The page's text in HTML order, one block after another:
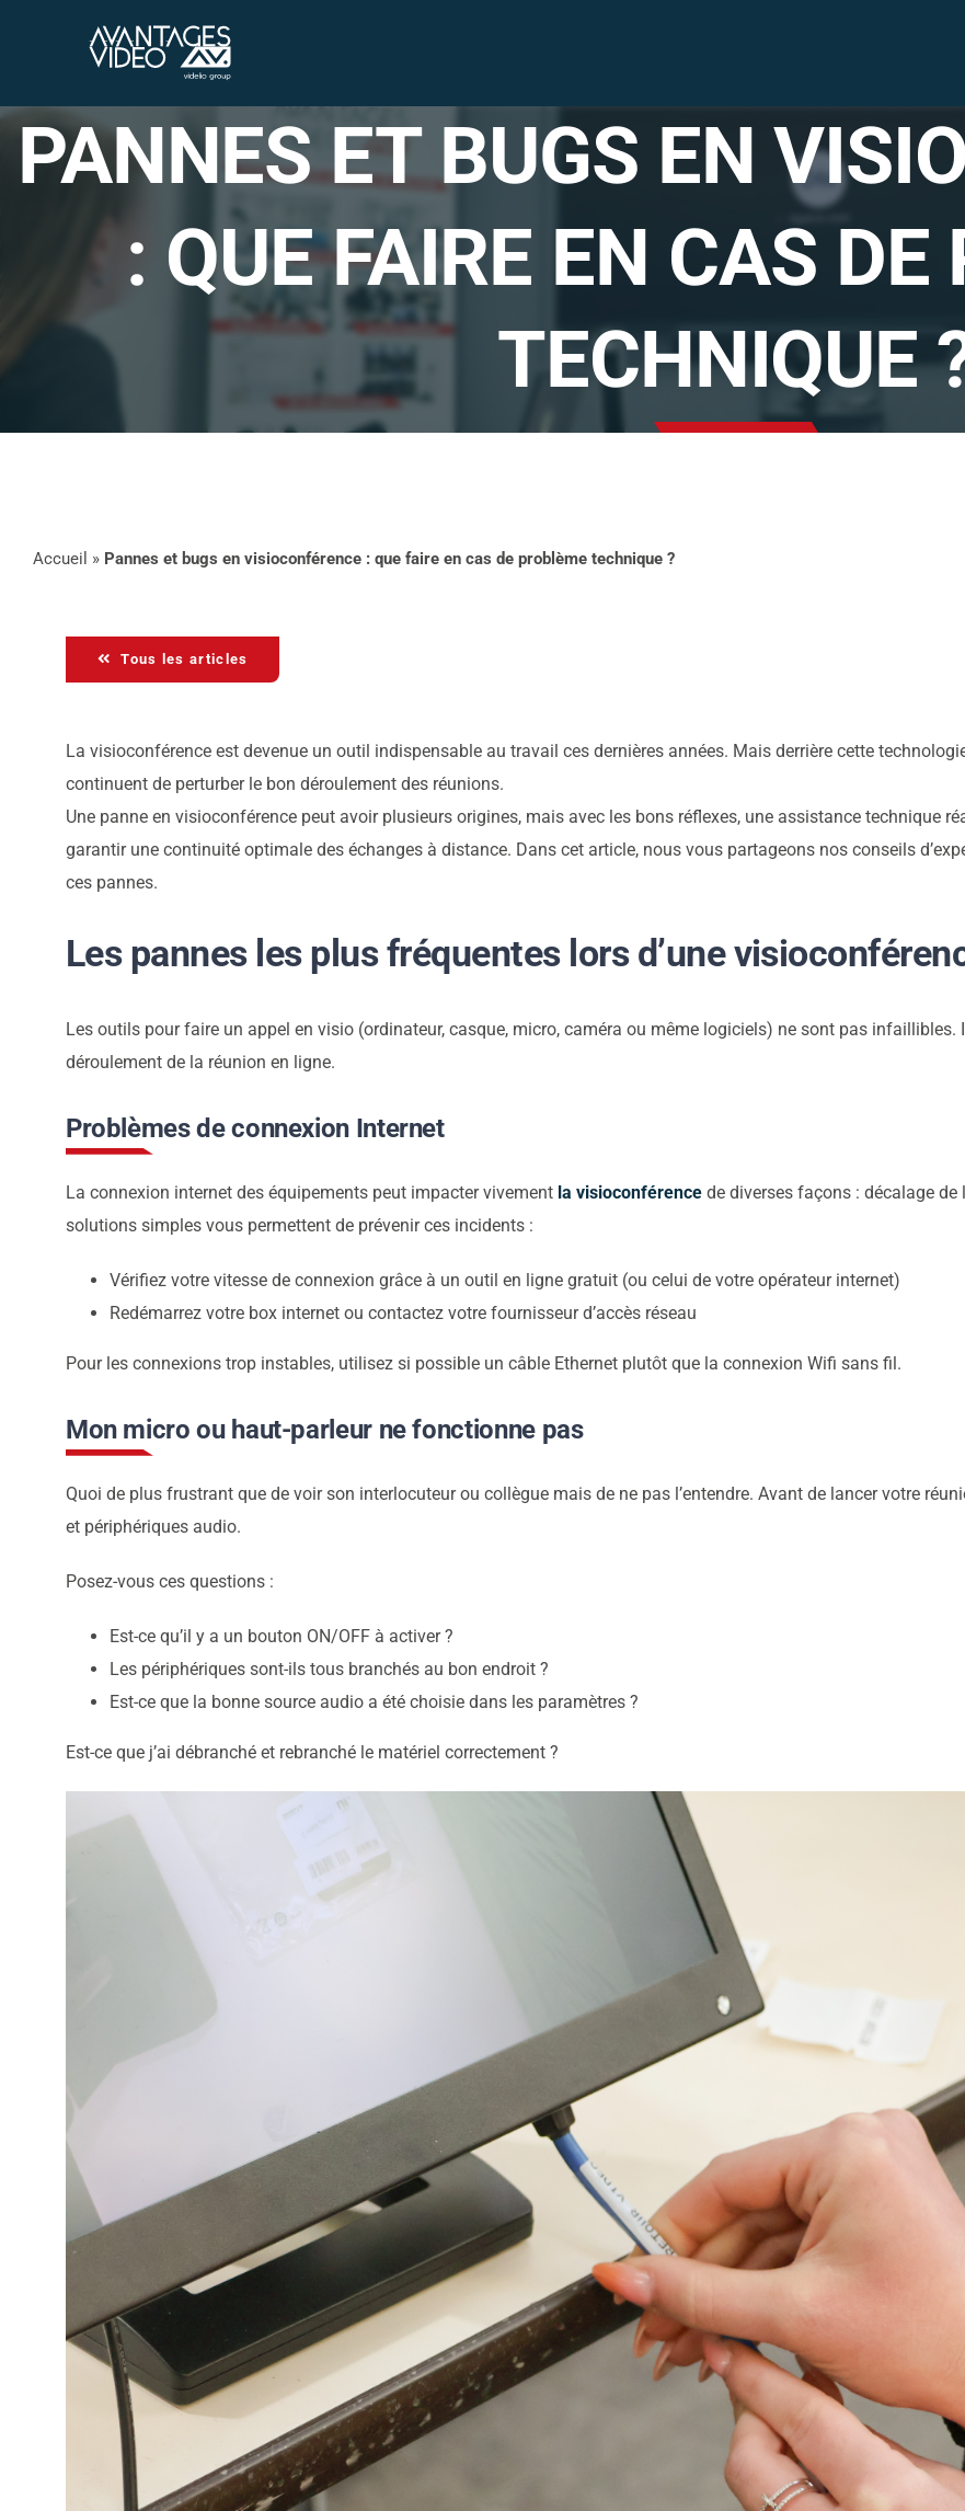
PANNES ET BUGS EN
: QUE FAIRE EN CAS
TECHNIQUE
Accueil » Pannes et bugs en visioconférence : que faire en cas de problème technique ?
Tous les articles
La visioconférence est devenue un outil indispensable au travail ces dernières années. Mais derrière cette
continuent de perturber le bon déroulement des réunions.
Une panne en visioconférence peut avoir plusieurs origines, mais avec les bons réflexes, une assistance technique
garantir une continuité optimale des échanges à distance. Dans cet article, nous vous partageons nos conseils
ces pannes.
Les pannes les plus fréquentes lors d’une
Les outils pour faire un appel en visio (ordinateur, casque, micro, caméra ou même logiciels) ne sont pas infaillibles.
déroulement de la réunion en ligne.
Problèmes de connexion Internet
La connexion internet des équipements peut impacter vivement la visioconférence de diverses façons : décalage
solutions simples vous permettent de prévenir ces incidents :
Vérifiez votre vitesse de connexion grâce à un outil en ligne gratuit (ou celui de votre opérateur internet)
Redémarrez votre box internet ou contactez votre fournisseur d’accès réseau
Pour les connexions trop instables, utilisez si possible un câble Ethernet plutôt que la connexion Wifi sans fil.
Mon micro ou haut-parleur ne fonctionne pas
Quoi de plus frustrant que de voir son interlocuteur ou collègue mais de ne pas l’entendre. Avant de lancer votre
et périphériques audio.
Posez-vous ces questions :
Est-ce qu’il y a un bouton ON/OFF à activer ?
Les périphériques sont-ils tous branchés au bon endroit ?
Est-ce que la bonne source audio a été choisie dans les paramètres ?
Est-ce que j’ai débranché et rebranché le matériel correctement ?
Solutions
audiovisuelles
Solutions vidéo
Nous
brochure